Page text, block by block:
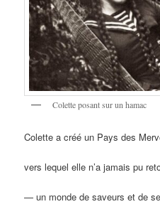
Colette posant sur un hamac
Colette a créé un Pays des
vers lequel elle n’a jamais pu
— un monde de saveurs et de